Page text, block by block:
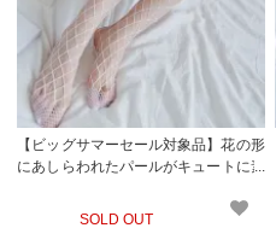
【ビッグサマーセール対象品】花の形
にあしらわれたパールがキュートに素
キング(STOCKING) ホワイト
SOLD OUT